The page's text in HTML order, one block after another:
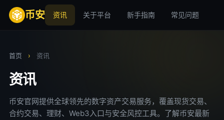
币安 资讯 关于平台 新手指南 常见问题
首页 › 资讯
资讯
币安官网提供全球领先的数字资产交易服务，覆盖现货交易、
合约交易、理财、Web3入口与安全风控工具。了解币安最新